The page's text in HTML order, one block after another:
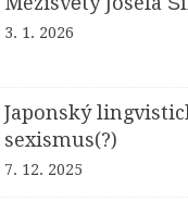
3. 1. 2026
Japonský
sexismus(?)
7. 12. 2025